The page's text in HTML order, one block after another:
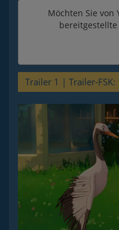
Möchten Sie von
Trailer 1 | Trailer-FSK: